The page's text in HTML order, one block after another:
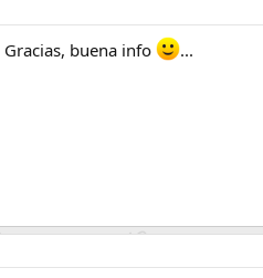
buena info ...